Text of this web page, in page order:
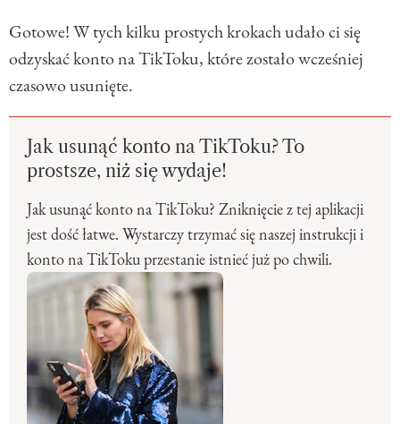
Gotowe! W tych kilku prostych krokach udało ci się
odzyskać konto na TikToku, które zostało wcześniej
czasowo usunięte.
Jak usunąć konto na TikToku? To
prostsze, niż się wydaje!
Jak usunąć konto na TikToku? Zniknięcie z tej aplikacji
jest dość łatwe. Wystarczy trzymać się naszej instrukcji i
konto na TikToku przestanie istnieć już po chwili.